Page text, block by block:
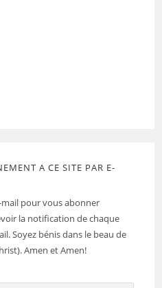
A CE SITE PAR E-
mail pour vous abonner
la notification de chaque
Soyez bénis dans le beau de
Amen et Amen!